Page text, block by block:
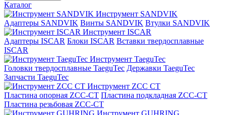
Каталог
Инструмент SANDVIK
Адаптеры SANDVIK Винты SANDVIK Втулки SANDVIK
Инструмент ISCAR
Адаптеры ISCAR Блоки ISCAR Вставки твердосплавные
ISCAR
Инструмент TaeguTec
Головки твердосплавные TaeguTec Державки TaeguTec
Запчасти TaeguTec
Инструмент ZCС CT
Пластина опорная ZCC-CT Пластина подкладная ZCC-CT
Пластина резьбовая ZCC-CT